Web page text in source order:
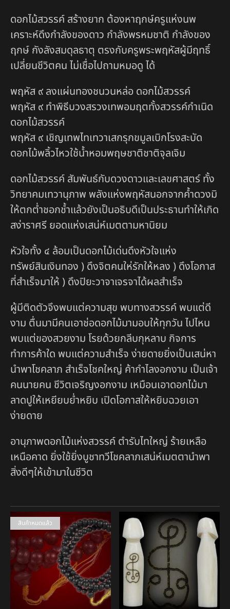
ดอกไม้สวรรค์ สร้างยาก ต้องหาฤกษ์ครูแห่งนพ
เคราะห์ดึงกำลังของดาว กำลังพรหมชาติ กำลังของ
ฤกษ์ กังลังสมดุลธาตุ ตรงกับครูพระพฤหัสผู้มีฤทธิ์
เปลี่ยนชีวิตคน ไม่เชื่อไปถามหมอดู ได้
พฤหัส ๙ ลงแผ่นทองชนวนหล่อ ดอกไม้สวรรค์
พฤหัส ๙ ทำพิธีบวงสรวงเทพอมฤตทั้งสวรรค์กำเนิด
ดอกไม้สวรรค์
พฤหัส ๙ เชิญเทพไทเทวาเสกรุกขมูลเบิกโรงสะบัด
ดอกไม้พลิ้วไหวใช้น้ำหอมพฤษชาติชาติจุลเจิม
ดอกไม้สวรรค์ สัมพันธ์กับดวงดาวและเลขศาสตร์ ทั้ง
วิทยาคมเทวานุภาพ พลังแห่งพฤหัสนอกจากค้ำดวงมิ
ให้ตกต่ำชอกช้ำแล้วยังเป็นอธิบดีเป็นประธานทำให้เกิด
สง่าราศรี ยอดแห่งเสน่ห์เมตตามหานิยม
หัวใจทั้ง ๔ ล้อมเป็นดอกไม้เด่นดึงหัวใจแห่ง
ทรัพย์สินเงินทอง ) ดึงจิตคนให่รักให้หลง ) ดึงโอกาส
ที่สำเร็จมาให้ ) ดึงปิยะวาจาเจรจาได้ผลสำเร็จ
ผู้มีติดตัวจึงพบแต่ความสุข พบทางสวรรค์ พบแต่ดี
งาม ตื่นมามีคนเอาช่อดอกไม้มามอบให้ทุกวัน ไปไหน
พบแต่ของสวยงาม โรยด้วยกลีบกุหลาบ กิจการ
ทำการค้าใด พบแต่ความสำเร็จ ง่ายดายยิ่งเป็นเสน่หา
นำพาโชคลาภ สำเร็จโชคใหญ่ ค้ากำไลงอกงาม เป็นเจ้า
คนนายคน ชีวิตเจริญงอกงาม เหมือนเอาดอกไม้มา
ลาดปูให้เหยียบย่ำหยิบ เปิดโอกาสให้หยิบฉวยเอา
ง่ายดาย
อานุภาพดอกไม้แห่งสวรรค์ ตำรับไทใหญ่ ร้ายเหลือ
เหนือคาด ยิ่งใช้ยิ่งบูชาทวีโชคลาภเสน่ห์เมตตานำพา
สิ่งดีๆให้เข้ามาในชีวิต
สินค้าหมดแล้ว